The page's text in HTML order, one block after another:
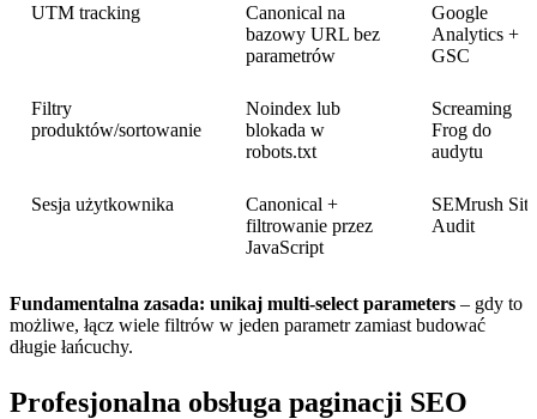
UTM tracking
Canonical na
bazowy URL bez
parametrów
Google
Analytics +
GSC
Filtry
produktów/sortowanie
Noindex lub
blokada w
robots.txt
Screaming
Frog do
audytu
Sesja użytkownika
Canonical +
filtrowanie przez
JavaScript
SEMrush Site
Audit
Fundamentalna zasada: unikaj multi-select parameters – gdy to
możliwe, łącz wiele filtrów w jeden parametr zamiast budować
długie łańcuchy.
Profesjonalna obsługa paginacji SEO